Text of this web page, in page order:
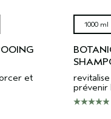
et
1000 ml
prévenir